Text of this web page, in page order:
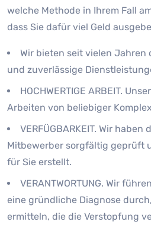
welche Methode in Ihrem Fall
dass Sie dafür viel Geld
Wir bieten seit vielen
und zuverlässige
HOCHWERTIGE ARBEIT.
Arbeiten von beliebiger
VERFÜGBARKEIT. Wir
Mitbewerber sorgfältig geprüft
für Sie erstellt.
VERANTWORTUNG. Wir
eine gründliche Diagnose
ermitteln, die die Verstopfung